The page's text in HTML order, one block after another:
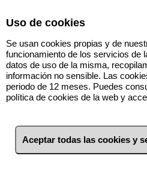
1 Inmuebles
Uso de cookies
Se usan cookies propias y de
funcionamiento de los servicios de
datos de uso de la misma,
información no sensible. Las
periodo de 12 meses. Puedes
política de cookies de la web y
Aceptar todas las cookies y